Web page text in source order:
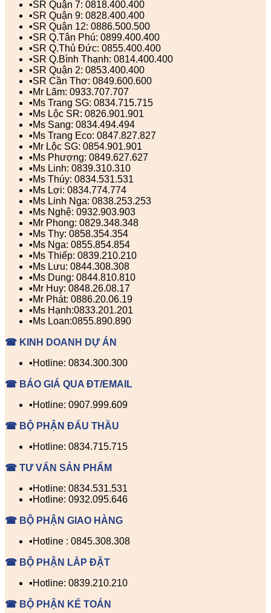
▪️SR Quận 7: 0818.400.400
▪️SR Quận 9: 0828.400.400
▪️SR Quận 12: 0886.500.500
▪️SR Q.Tân Phú: 0899.400.400
▪️SR Q.Thủ Đức: 0855.400.400
▪️SR Q.Bình Thạnh: 0814.400.400
▪️SR Quận 2: 0853.400.400
▪️SR Cần Thơ: 0849.600.600
▪️Mr Lãm: 0933.707.707
▪️Ms Trang SG: 0834.715.715
▪️Ms Lộc SR: 0826.901.901
▪️Ms Sang: 0834.494.494
▪️Ms Trang Eco: 0847.827.827
▪️Mr Lộc SG: 0854.901.901
▪️Ms Phượng: 0849.627.627
▪️Ms Linh: 0839.310.310
▪️Ms Thúy: 0834.531.531
▪️Ms Lợi: 0834.774.774
▪️Ms Linh Nga: 0838.253.253
▪️Ms Nghệ: 0932.903.903
▪️Mr Phong: 0829.348.348
▪️Ms Thy: 0858.354.354
▪️Ms Nga: 0855.854.854
▪️Ms Thiếp: 0839.210.210
▪️Ms Lưu: 0844.308.308
▪️Ms Dung: 0844.810.810
▪️Mr Huy: 0848.26.08.17
▪️Mr Phát: 0886.20.06.19
▪️Ms Hạnh:0833.201.201
▪️Ms Loan:0855.890.890
☎ KINH DOANH DỰ ÁN
▪️Hotline: 0834.300.300
☎ BÁO GIÁ QUA ĐT/EMAIL
▪️Hotline: 0907.999.609
☎ BỘ PHẬN ĐẤU THẦU
▪️Hotline: 0834.715.715
☎ TƯ VẤN SẢN PHẨM
▪️Hotline: 0834.531.531
▪️Hotline: 0932.095.646
☎ BỘ PHẬN GIAO HÀNG
▪️Hotline : 0845.308.308
☎ BỘ PHẬN LẮP ĐẶT
▪️Hotline: 0839.210.210
☎ BỘ PHẬN KẾ TOÁN